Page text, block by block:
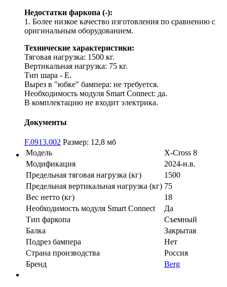
Недостатки фаркопа (-):
1. Более низкое качество изготовления по сравнению с
оригинальным оборудованием.
Технические характеристики:
Тяговая нагрузка: 1500 кг.
Вертикальная нагрузка: 75 кг.
Тип шара - E.
Вырез в "юбке" бампера: не требуется.
Необходимость модуля Smart Connect: да.
В комплектацию не входит электрика.
Документы
F.0913.002 Размер: 12,8 мб
Модель
X-Cross 8
Модификация
2024-н.в.
Предельная тяговая нагрузка (кг)
1500
Предельная вертикальная нагрузка (кг) 75
Вес нетто (кг)
18
Необходимость модуля Smart Connect
Да
Тип фаркопа
Съемный
Балка
Закрытая
Подрез бампера
Нет
Страна производства
Россия
Бренд
Berg